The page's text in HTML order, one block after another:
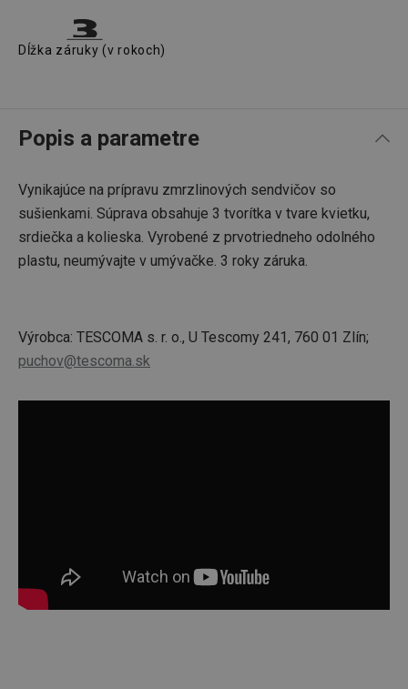
Dĺžka záruky (v rokoch)
Popis a parametre
Vynikajúce na prípravu zmrzlinových sendvičov so
sušienkami. Súprava obsahuje 3 tvorítka v tvare kvietku,
srdiečka a kolieska. Vyrobené z prvotriedneho odolného
plastu, neumývajte v umývačke. 3 roky záruka.
Výrobca: TESCOMA s. r. o., U Tescomy 241, 760 01 Zlín;
puchov@tescoma.sk